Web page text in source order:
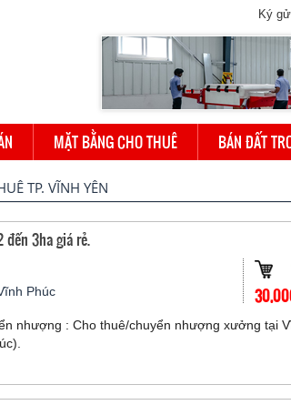
Ký
MẶT BẰNG CHO THUÊ BÁN ĐẤT
TP. VĨNH YÊN
3ha giá rẻ.
Phúc
nhượng : Cho thuê/chuyển nhượng xưởng tại